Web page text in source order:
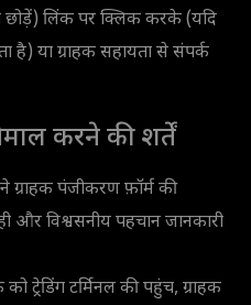
लिंक पर क्लिक करके (यदि
है) या ग्राहक सहायता से संपर्क
करने की शर्तें
पंजीकरण फ़ॉर्म की
विश्वसनीय पहचान जानकारी
ट्रेडिंग टर्मिनल की पहुंच, ग्राहक